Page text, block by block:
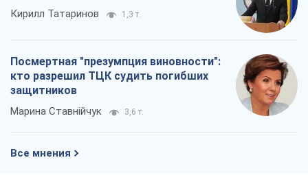
Кирилл Татаринов 1,3 т.
Посмертная "презумпция виновности":
кто разрешил ТЦК судить погибших
защитников
Марина Ставнійчук 3,6 т.
Все мнения